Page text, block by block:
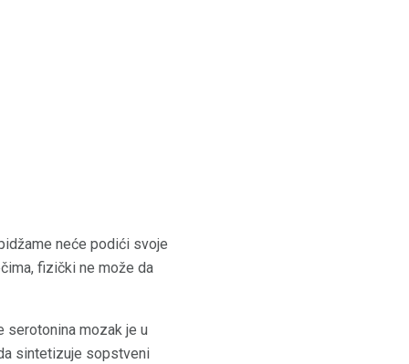
neće podići svoje
fizički ne može da
serotonina mozak je u
sintetizuje sopstveni